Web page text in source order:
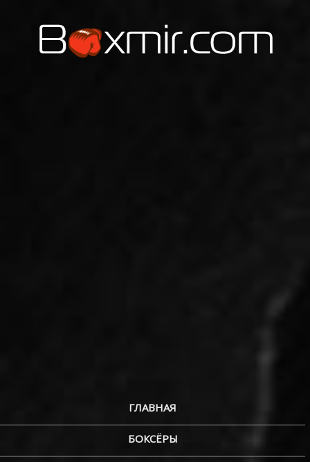
ГЛАВНАЯ
БОКСЁРЫ